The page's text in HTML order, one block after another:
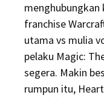
franchise
utama vs mulia
pelaku Magic:
segera. Makin
rumpun itu,